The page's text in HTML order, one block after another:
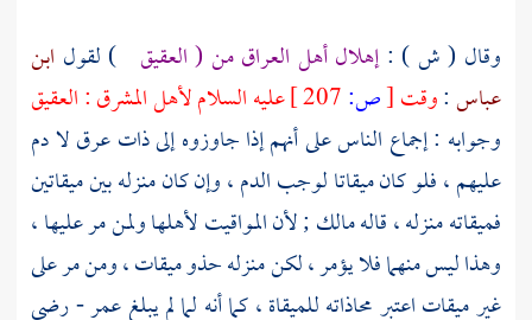
وقال ( ش ) :إهلال أهل العراقمن (العقيق ) لقول ابن
عباس:وقت[ص: عليه السلام لأهل المشرق :العقيق
وجوابه : إجماع الناس على أنهم إذا جاوزوه إلىذات عرقلا دم
عليهم ، فلو كان ميقاتا لوجب الدم ، وإن كان منزله بين ميقاتين
فميقاته منزله ، قالهمالك; لأن المواقيت لأهلها ولمن مر عليها ،
وهذا ليس منهما فلا يؤمر ، لكن منزله حذو ميقات ، ومن مر على
غير ميقات اعتبر محاذاته للميقاة ، كما أنه لما لم يبلغعمر- رضي